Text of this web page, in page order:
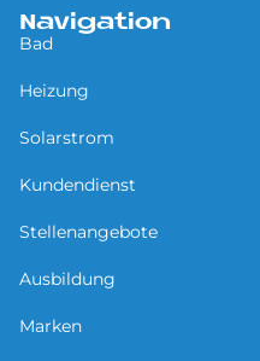
Navigation
Bad
Heizung
Solarstrom
Kundendienst
Stellenangebote
Ausbildung
Marken